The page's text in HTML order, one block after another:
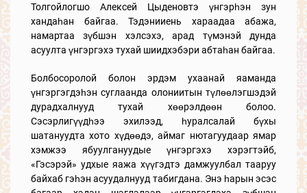
Толгойлогшо Алексей Цыденовтэ үнгэрһэн зун
хандаһан байгаа. Тэдэнииень хараадаа абажа,
намартаа зүбшэн хэлсэхэ, арад түмэнэй дунда
асуулта үнгэргэхэ тухай шиидхэбэри абтаһан байгаа.
Болбосоролой болон эрдэм ухаанай яаманда
үнгэргэгдэһэн суглаанда олониитын түлөөлэгшэдэй
дурадхалнууд тухай хөөрэлдөөн болоо.
Сэсэрлигүүдһээ эхилээд, һуралсалай бүхы
шатануудта хото хүдөөдэ, аймаг нютагуудаар ямар
хэмжээ ябуулгануудые үнгэргэхэ хэрэгтэйб,
«Гэсэрэй» удхые яажа хүүгэдтэ дамжуулбал тааруу
байхаб гэһэн асуудалнууд табигдана. Энэ һарын эсэс